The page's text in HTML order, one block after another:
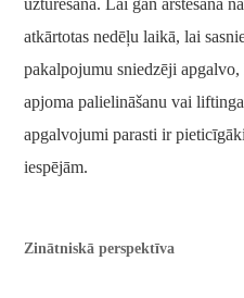
uzturēšanā. Lai gan ārstēšana
atkārtotas nedēļu laikā, lai
pakalpojumu sniedzēji
apjoma palielināšanu vai
apgalvojumi parasti ir
iespējām.
Zinātniskā perspektīva